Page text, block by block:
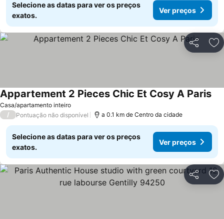
Selecione as datas para ver os preços
exatos.
Ver preços
Partilhar
Casa/apartamento inteiro
Appartement 2 Pieces Chic Et Cosy A Paris
/ Pontuação não disponível a 0.1 km de Centro da cidade
Selecione as datas para ver os preços
exatos.
Ver preços
Partilhar